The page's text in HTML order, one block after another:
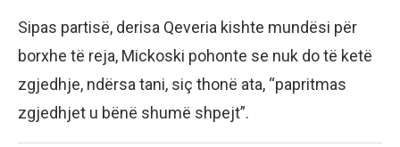
Sipas partisë, derisa Qeveria kishte mundësi për
borxhe të reja, Mickoski pohonte se nuk do të ketë
zgjedhje, ndërsa tani, siç thonë ata, “papritmas
zgjedhjet u bënë shumë shpejt”.